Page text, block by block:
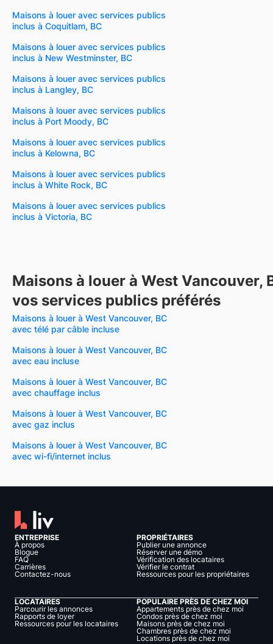
Maisons à louer avec services publics
inclus à Coquitlam, BC
Maisons à louer avec services publics
inclus à New Westminster, BC
Maisons à louer avec services publics
inclus à Langley, BC
Maisons à louer avec services publics
inclus à Port Moody, BC
Maisons à louer avec services publics
inclus à Kelowna, BC
Maisons à louer avec services publics
inclus à White Rock, BC
Maisons à louer avec services publics
inclus à Victoria, BC
Maisons à louer à West Vancouver,
vos services publics préférés
Maisons à louer à West Vancouver, BC
avec télé par câble incluse
Maisons à louer à West Vancouver, BC
avec eau incluse
Maisons à louer à West Vancouver, BC
avec chauffage inclus
Maisons à louer à West Vancouver, BC
avec gaz inclus
Maisons à louer à West Vancouver, BC
avec wi-fi/internet inclus
ENTREPRISE
À propos
Blogue
FAQ
Carrières
Contactez-nous
PROPRIÉTAIRES
Publier une annonce
Réserver une démo
Vérification des locataires
Vérifier le contrat
Ressources pour les propriétaires
LOCATAIRES
Parcourir les annonces
Rapports de loyer
Ressources pour les locataires
POPULAIRE PRÈS DE CHEZ MOI
Appartements près de chez moi
Condos près de chez moi
Maisons près de chez moi
Chambres près de chez moi
Locations près de chez moi